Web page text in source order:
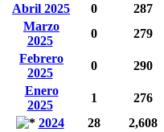
Abril 2025
0 287
Marzo
2025
0 279
Febrero
2025
0 290
Enero
2025
1 276
2024
28 2,608